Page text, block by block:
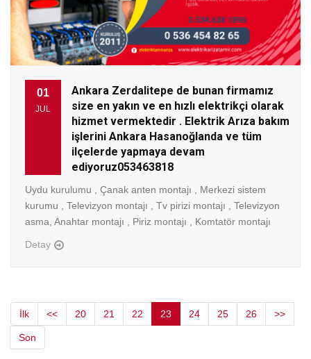
01
JUL
Ankara Zerdalitepe de bunan firmamız
size en yakın ve en hızlı elektrikçi olarak
hizmet vermektedir . Elektrik Arıza bakım
işlerini Ankara Hasanoğlanda ve tüm
ilçelerde yapmaya devam
ediyoruz053463818
Uydu kurulumu , Çanak anten montajı , Merkezi sistem
kurumu , Televizyon montajı , Tv pirizi montajı , Televizyon
asma, Anahtar montajı , Piriz montajı , Komtatör montajı
Detay
İlk << 20 21 22 23 24 25 26 >>
Son